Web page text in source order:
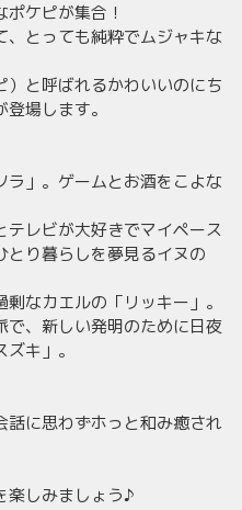
ケピが集合！
、とっても純粋でムジャキな
と呼ばれるかわいいのにち
場します。
」。ゲームとお酒をこよな
テレビが大好きでマイペース
り暮らしを夢見るイヌの
なカエルの「リッキー」。
で、新しい発明のために日夜
キ」。
に思わずホっと和み癒され
楽しみましょう♪